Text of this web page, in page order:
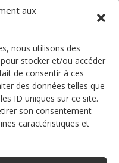
aux
nous utilisons des
stocker et/ou accéder
de consentir à ces
des données telles que
ID uniques sur ce site.
son consentement
caractéristiques et